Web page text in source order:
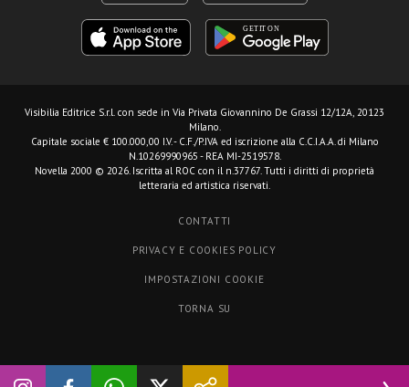
Visibilia Editrice S.r.l. con sede in Via Privata Giovannino De Grassi 12/12A, 20123
Milano.
Capitale sociale € 100.000,00 I.V. - C.F./P.IVA ed iscrizione alla C.C.I.A.A. di Milano
N.10269990965 - REA MI-2519578.
Novella 2000 © 2026. Iscritta al ROC con il n.37767. Tutti i diritti di proprietà
letteraria ed artistica riservati.
CONTATTI
PRIVACY E COOKIES POLICY
IMPOSTAZIONI COOKIE
TORNA SU